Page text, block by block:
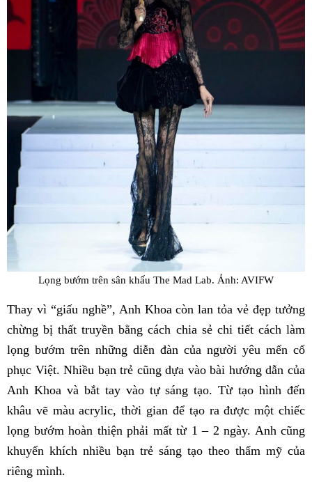
Lọng bướm trên sân khấu The Mad Lab. Ảnh: AVIFW
Thay vì “giấu nghề”, Anh Khoa còn lan tỏa vẻ đẹp tưởng
chừng bị thất truyền bằng cách chia sẻ chi tiết cách làm
lọng bướm trên những diễn đàn của người yêu mến cổ
phục Việt. Nhiều bạn trẻ cũng dựa vào bài hướng dẫn của
Anh Khoa và bắt tay vào tự sáng tạo. Từ tạo hình đến
khâu vẽ màu acrylic, thời gian để tạo ra được một chiếc
lọng bướm hoàn thiện phải mất từ 1 – 2 ngày. Anh cũng
khuyến khích nhiều bạn trẻ sáng tạo theo thẩm mỹ của
riêng mình.